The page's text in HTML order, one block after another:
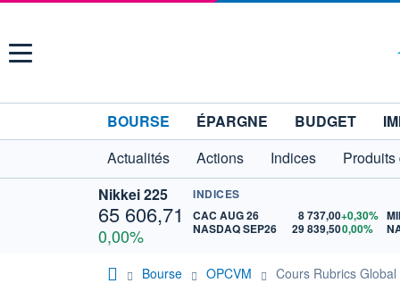
Menu
BOURSE ÉPARGNE BUDGET
Actualités
Actions Indices
Nikkei 225
65 606,71
0,00%
INDICES
CAC AUG 26
8 737,00+0,30%
NASDAQ SEP26
29 839,500,00%
Bourse OPCVM Cours Rubrics